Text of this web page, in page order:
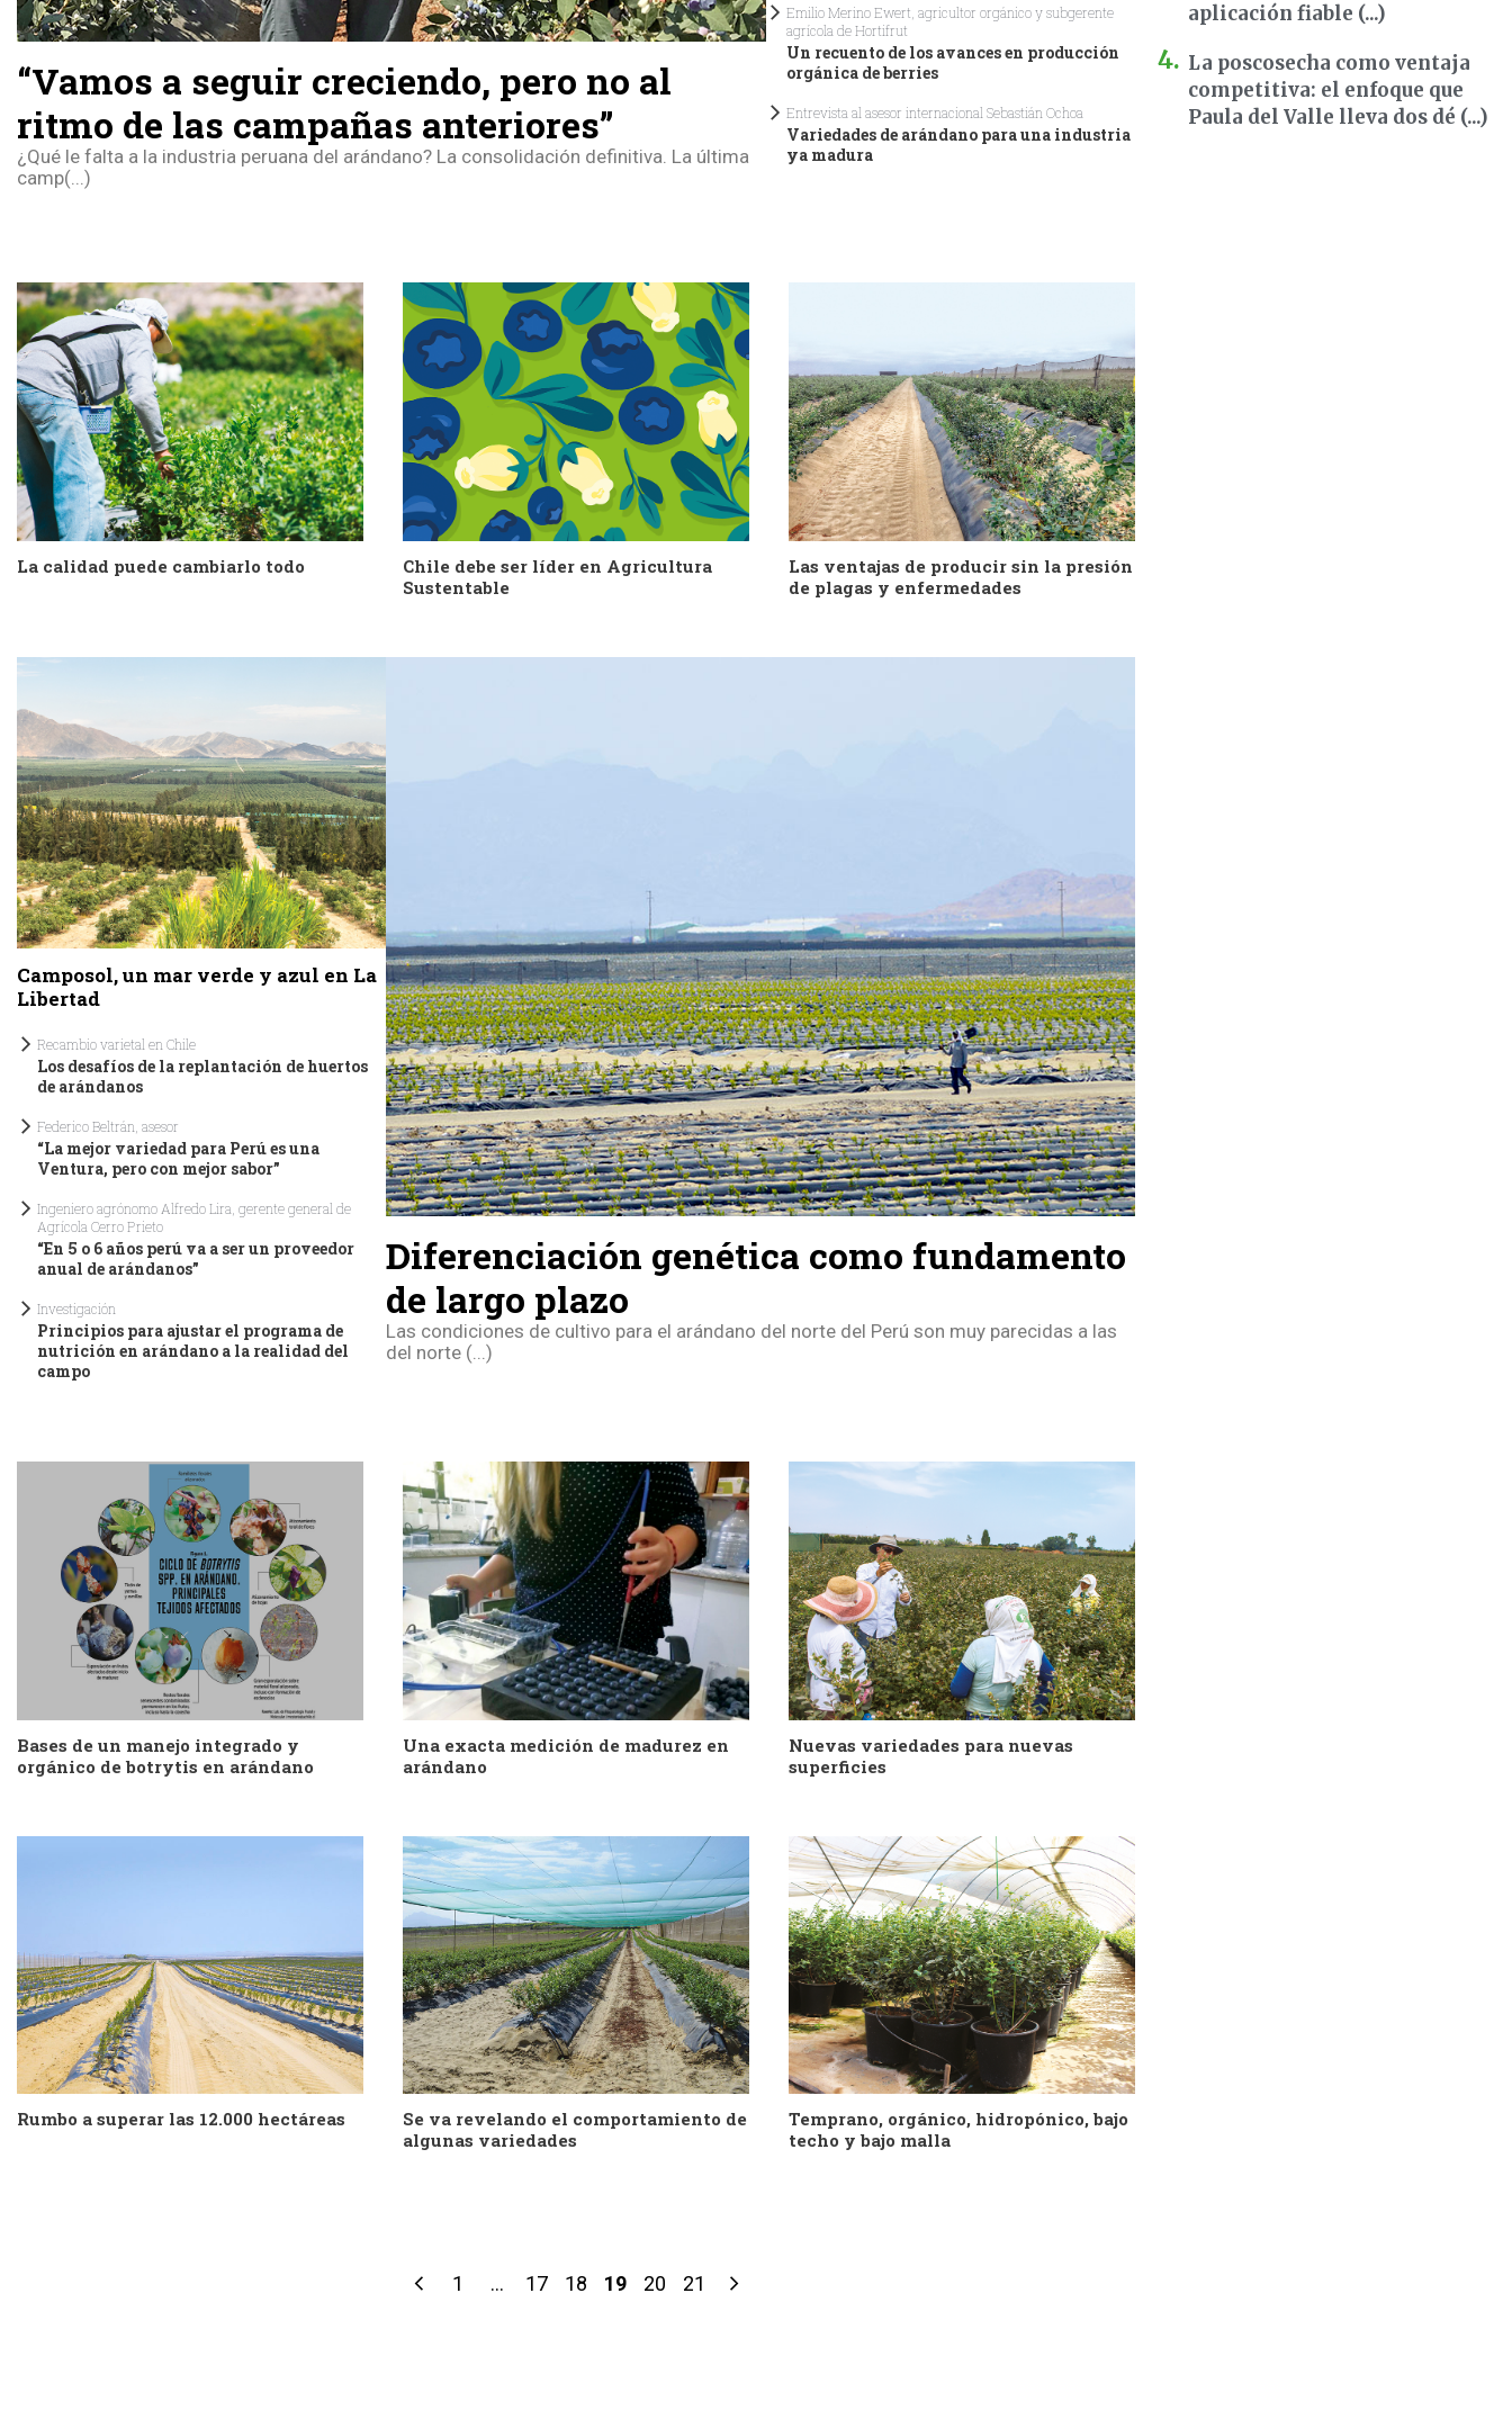
“Vamos a seguir creciendo, pero no al
ritmo de las campañas anteriores”
¿Qué le falta a la industria peruana del arándano? La consolidación definitiva. La última
camp(...)
Emilio Merino Ewert, agricultor orgánico y subgerente
agrícola de Hortifrut
Un recuento de los avances en producción
orgánica de berries
Entrevista al asesor internacional Sebastián Ochoa
Variedades de arándano para una industria
ya madura
La calidad puede cambiarlo todo
Chile debe ser líder en Agricultura
Sustentable
Las ventajas de producir sin la presión
de plagas y enfermedades
Camposol, un mar verde y azul en La
Libertad
Recambio varietal en Chile
Los desafíos de la replantación de huertos
de arándanos
Federico Beltrán, asesor
“La mejor variedad para Perú es una
Ventura, pero con mejor sabor”
Ingeniero agrónomo Alfredo Lira, gerente general de
Agrícola Cerro Prieto
“En 5 o 6 años perú va a ser un proveedor
anual de arándanos”
Investigación
Principios para ajustar el programa de
nutrición en arándano a la realidad del
campo
Diferenciación genética como fundamento
de largo plazo
Las condiciones de cultivo para el arándano del norte del Perú son muy parecidas a las
del norte (...)
Bases de un manejo integrado y
orgánico de botrytis en arándano
Una exacta medición de madurez en
arándano
Nuevas variedades para nuevas
superficies
Rumbo a superar las 12.000 hectáreas
Se va revelando el comportamiento de
algunas variedades
Temprano, orgánico, hidropónico, bajo
techo y bajo malla
1 ... 17 18 19 20 21
aplicación fiable (...)
La poscosecha como ventaja
competitiva: el enfoque que
Paula del Valle lleva dos dé (...)